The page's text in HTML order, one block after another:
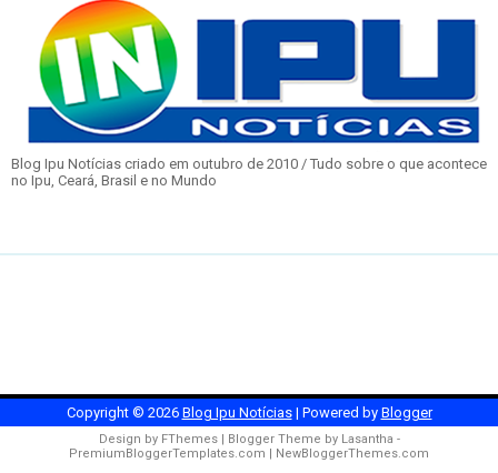
Blog Ipu Notícias criado em outubro de 2010 / Tudo sobre o que acontece
no Ipu, Ceará, Brasil e no Mundo
Copyright © 2026 Blog Ipu Notícias| Powered by Blogger
Design by FThemes| Blogger Theme by Lasantha -
PremiumBloggerTemplates.com
NewBloggerThemes.com